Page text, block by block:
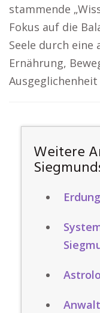
stammende
Fokus auf die
Seele durch eine
Ernährung,
Weitere